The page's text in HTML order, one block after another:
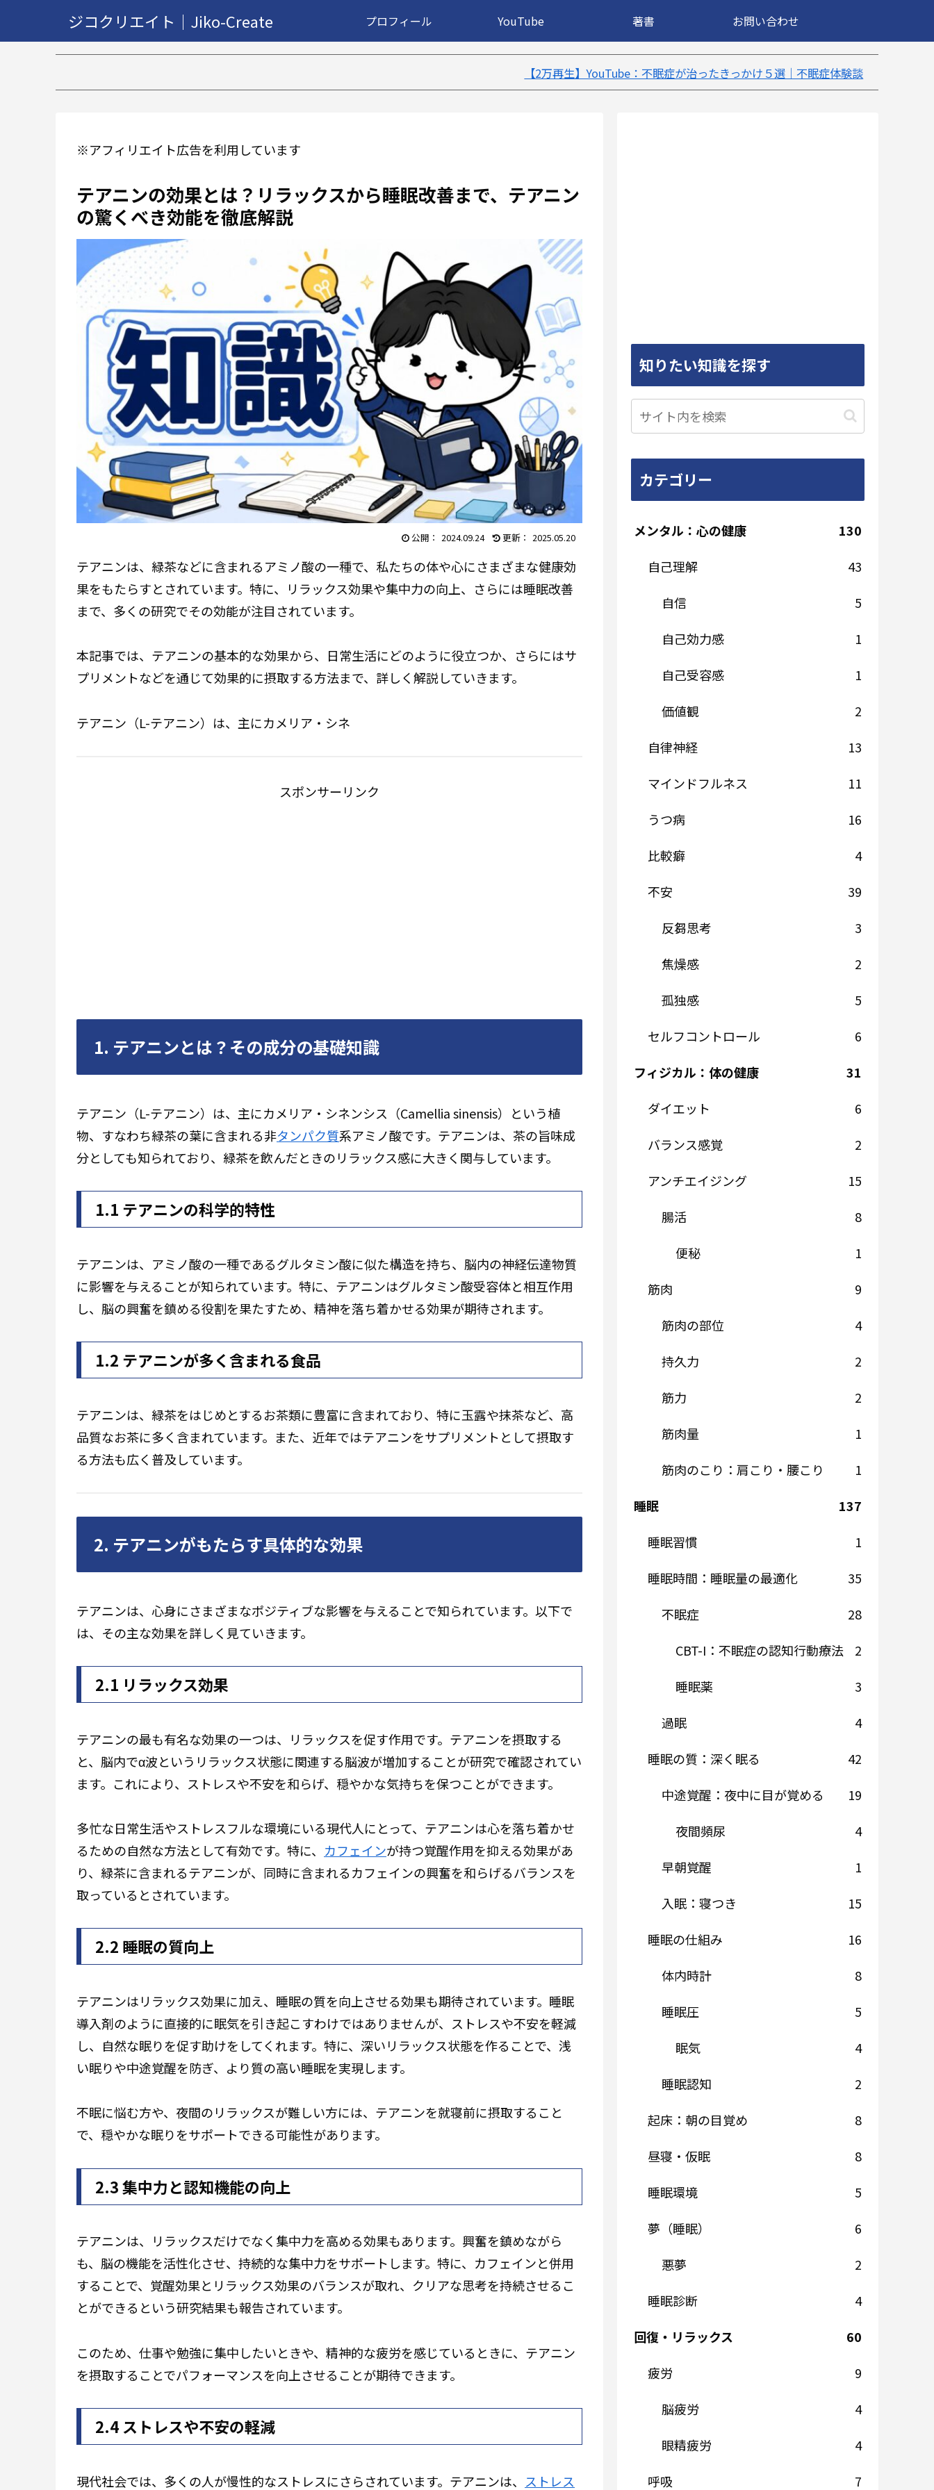
ジコクリエイト｜Jiko-Create プロフィール YouTube 著書 お問い合わせ
【2万再生】YouTube：不眠症が治ったきっかけ５選｜不眠症体験談 【18万再生】YouTube：う
※アフィリエイト広告を利用しています
テアニンの効果とは？リラックスから睡眠改善まで、テアニン
の驚くべき効能を徹底解説
2024.09.24 2025.05.20
テアニンは、緑茶などに含まれるアミノ酸の一種で、私たちの体や心にさまざまな健康効
果をもたらすとされています。特に、リラックス効果や集中力の向上、さらには睡眠改善
まで、多くの研究でその効能が注目されています。
本記事では、テアニンの基本的な効果から、日常生活にどのように役立つか、さらにはサ
プリメントなどを通じて効果的に摂取する方法まで、詳しく解説していきます。
テアニン（L-テアニン）は、主にカメリア・シネ
スポンサーリンク
1. テアニンとは？その成分の基礎知識
テアニン（L-テアニン）は、主にカメリア・シネンシス（Camellia sinensis）という植
物、すなわち緑茶の葉に含まれる非タンパク質系アミノ酸です。テアニンは、茶の旨味成
分としても知られており、緑茶を飲んだときのリラックス感に大きく関与しています。
1.1 テアニンの科学的特性
テアニンは、アミノ酸の一種であるグルタミン酸に似た構造を持ち、脳内の神経伝達物質
に影響を与えることが知られています。特に、テアニンはグルタミン酸受容体と相互作用
し、脳の興奮を鎮める役割を果たすため、精神を落ち着かせる効果が期待されます。
1.2 テアニンが多く含まれる食品
テアニンは、緑茶をはじめとするお茶類に豊富に含まれており、特に玉露や抹茶など、高
品質なお茶に多く含まれています。また、近年ではテアニンをサプリメントとして摂取す
る方法も広く普及しています。
2. テアニンがもたらす具体的な効果
テアニンは、心身にさまざまなポジティブな影響を与えることで知られています。以下で
は、その主な効果を詳しく見ていきます。
2.1 リラックス効果
テアニンの最も有名な効果の一つは、リラックスを促す作用です。テアニンを摂取する
と、脳内でα波というリラックス状態に関連する脳波が増加することが研究で確認されてい
ます。これにより、ストレスや不安を和らげ、穏やかな気持ちを保つことができます。
多忙な日常生活やストレスフルな環境にいる現代人にとって、テアニンは心を落ち着かせ
るための自然な方法として有効です。特に、 カフェインが持つ覚醒作用を抑える効果があ
り、緑茶に含まれるテアニンが、同時に含まれるカフェインの興奮を和らげるバランスを
取っているとされています。
2.2 睡眠の質向上
テアニンはリラックス効果に加え、睡眠の質を向上させる効果も期待されています。睡眠
導入剤のように直接的に眠気を引き起こすわけではありませんが、ストレスや不安を軽減
し、自然な眠りを促す助けをしてくれます。特に、深いリラックス状態を作ることで、浅
い眠りや中途覚醒を防ぎ、より質の高い睡眠を実現します。
不眠に悩む方や、夜間のリラックスが難しい方には、テアニンを就寝前に摂取すること
で、穏やかな眠りをサポートできる可能性があります。
2.3 集中力と認知機能の向上
テアニンは、リラックスだけでなく集中力を高める効果もあります。興奮を鎮めながら
も、脳の機能を活性化させ、持続的な集中力をサポートします。特に、カフェインと併用
することで、覚醒効果とリラックス効果のバランスが取れ、クリアな思考を持続させるこ
とができるという研究結果も報告されています。
このため、仕事や勉強に集中したいときや、精神的な疲労を感じているときに、テアニン
を摂取することでパフォーマンスを向上させることが期待できます。
2.4 ストレスや不安の軽減
現代社会では、多くの人が慢性的なストレスにさらされています。テアニンは、 ストレス
知りたい知識を探す
カテゴリー
メンタル：心の健康
130
自己理解
43
自信
5
自己効力感
1
自己受容感
1
価値観
2
自律神経
13
マインドフルネス
11
うつ病
16
比較癖
4
不安
39
反芻思考
3
焦燥感
2
孤独感
5
セルフコントロール
6
フィジカル：体の健康
31
ダイエット
6
バランス感覚
2
アンチエイジング
15
腸活
8
便秘
1
筋肉
9
筋肉の部位
4
持久力
2
筋力
2
筋肉量
1
筋肉のこり：肩こり・腰こり
1
睡眠
137
睡眠習慣
1
睡眠時間：睡眠量の最適化
35
不眠症
28
CBT-I：不眠症の認知行動療法
2
睡眠薬
3
過眠
4
睡眠の質：深く眠る
42
中途覚醒：夜中に目が覚める
19
夜間頻尿
4
早朝覚醒
1
入眠：寝つき
15
睡眠の仕組み
16
体内時計
8
睡眠圧
5
眠気
4
睡眠認知
2
起床：朝の目覚め
8
昼寝・仮眠
8
睡眠環境
5
夢（睡眠）
6
悪夢
2
睡眠診断
4
回復・リラックス
60
疲労
9
脳疲労
4
眼精疲労
4
呼吸
7